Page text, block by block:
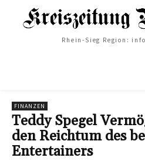
Rhein-Sieg Region:
FINANZEN
Teddy Spegel
den Reichtum des
Entertainers